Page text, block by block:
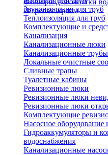
Фильтры для очистки
Шаровые краны
Звукоизоляция для труб
Теплоизоляция для труб
Комплектующие и
Канализация
Канализационные люки
Канализационные
Локальные очистные
Сливные трапы
Туалетные кабины
Ревизионные люки
Ревизионные люки
Ревизионные люки
Комплектующие
Насосное оборудование
Гидроаккумуляторы и
водоснабжения
Канализационные